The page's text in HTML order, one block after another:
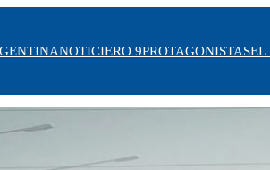
NOTICIERO 9PROTAGONISTASEL